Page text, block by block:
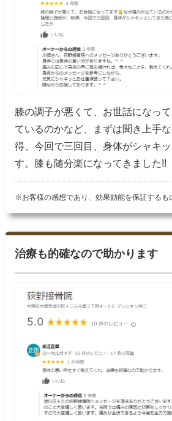
膝の調子が悪くて、お世話になっ
ているのかなど、まずは聞き上手
得、今回で三回目、身体がシャキ
す。膝も随分楽になってきました!!
※お客様の感想であり、効果効能を保証するも
治療も的確なので助かります